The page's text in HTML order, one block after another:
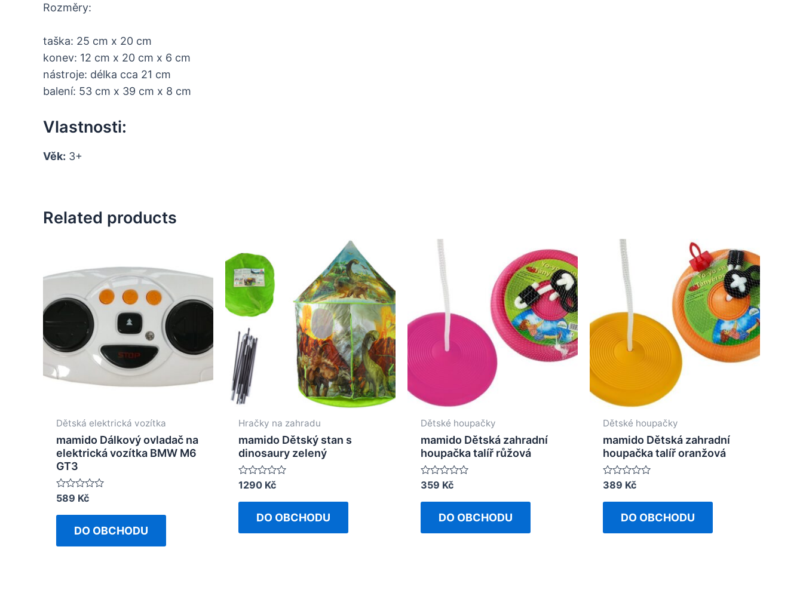
Rozměry:
taška: 25 cm x 20 cm
konev: 12 cm x 20 cm x 6 cm
nástroje: délka cca 21 cm
balení: 53 cm x 39 cm x 8 cm
Vlastnosti:
Věk: 3+
Related products
Dětská elektrická vozítka
mamido Dálkový ovladač na
elektrická vozítka BMW M6
GT3
Rated
out
589 Kč
DO OBCHODU
Hračky na zahradu
mamido Dětský stan s
dinosaury zelený
Rated
out
1290 Kč
DO OBCHODU
Dětské houpačky
mamido Dětská zahradní
houpačka talíř růžová
Rated
out
359 Kč
DO OBCHODU
Dětské houpačky
mamido Dětská zahradní
houpačka talíř oranžová
Rated
out
389 Kč
DO OBCHODU